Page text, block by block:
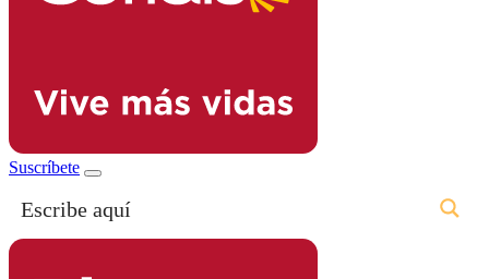
Suscríbete